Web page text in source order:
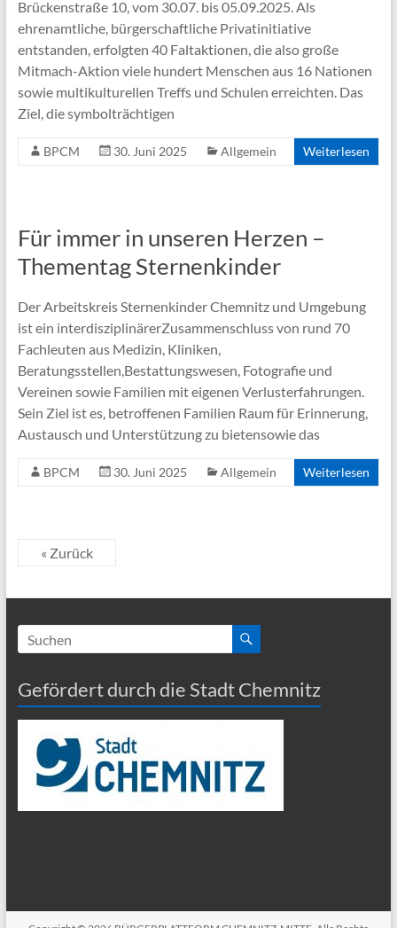
Brückenstraße 10, vom 30.07. bis 05.09.2025. Als
ehrenamtliche, bürgerschaftliche Privatinitiative
entstanden, erfolgten 40 Faltaktionen, die also große
Mitmach-Aktion viele hundert Menschen aus 16 Nationen
sowie multikulturellen Treffs und Schulen erreichten. Das
Ziel, die symbolträchtigen
BPCM 30. Juni 2025 Allgemein Weiterlesen
Für immer in unseren Herzen –
Thementag Sternenkinder
Der Arbeitskreis Sternenkinder Chemnitz und Umgebung
ist ein interdisziplinärerZusammenschluss von rund 70
Fachleuten aus Medizin, Kliniken,
Beratungsstellen,Bestattungswesen, Fotografie und
Vereinen sowie Familien mit eigenen Verlusterfahrungen.
Sein Ziel ist es, betroffenen Familien Raum für Erinnerung,
Austausch und Unterstützung zu bietensowie das
BPCM 30. Juni 2025 Allgemein Weiterlesen
« Zurück
Gefördert durch die Stadt Chemnitz